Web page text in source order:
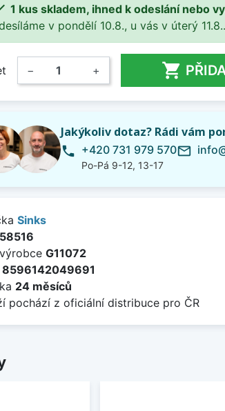
1 kus skladem, ihned k odeslání nebo
v pondělí 10.8., u vás v úterý 11.8..
− + 
Jakýkoliv dotaz? Rádi vám
phone +420 731 979 570
Po-Pá 9-12, 13-17
mail_outline
Sinks
58516
G11072
8596142049691
24 měsíců
pochází z oficiální distribuce pro ČR